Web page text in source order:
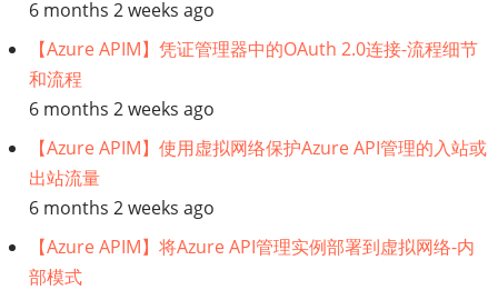
6 months 2 weeks ago
【Azure APIM】凭证管理器中的OAuth 2.0连接-流程细节
和流程
6 months 2 weeks ago
【Azure APIM】使用虚拟网络保护Azure API管理的入站或
出站流量
6 months 2 weeks ago
【Azure APIM】将Azure API管理实例部署到虚拟网络-内
部模式